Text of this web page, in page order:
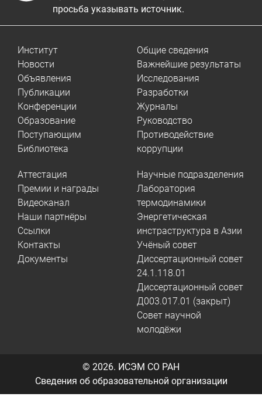
просьба указывать источник.
Институт
Новости
Объявления
Публикации
Конференции
Образование
Поступающим
Библиотека
Общие сведения
Важнейшие результаты
Исследования
Разработки
Журналы
Руководство
Противодействие
коррупции
Аттестация
Премии и награды
Видеоканал
Наши партнёры
Ссылки
Контакты
Документы
Научные подразделения
Лаборатория
термодинамики
Энергетическая
инстраструктура в Азии
Учёный совет
Диссертационный совет
24.1.118.01
Диссертационный совет
Д003.017.01 (закрыт)
Совет научной
молодёжи
© 2026. ИСЭМ СО РАН
Сведения об образовательной организации